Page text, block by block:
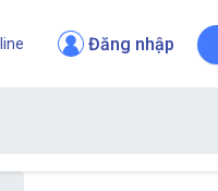
Đăng nhập